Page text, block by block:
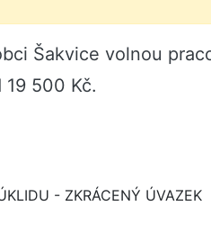
Šakvice volnou
19 500 Kč.
- ZKRÁCENÝ ÚVAZEK